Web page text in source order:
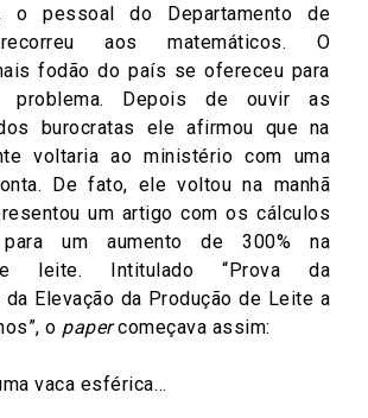
o pessoal do Departamento de
aos matemáticos. O
fodão do país se ofereceu para
problema. Depois de ouvir as
burocratas ele afirmou que na
voltaria ao ministério com uma
De fato, ele voltou na manhã
um artigo com os cálculos
para um aumento de 300% na
leite. Intitulado “Prova da
Elevação da Produção de Leite a
o papercomeçava assim:
vaca esférica…